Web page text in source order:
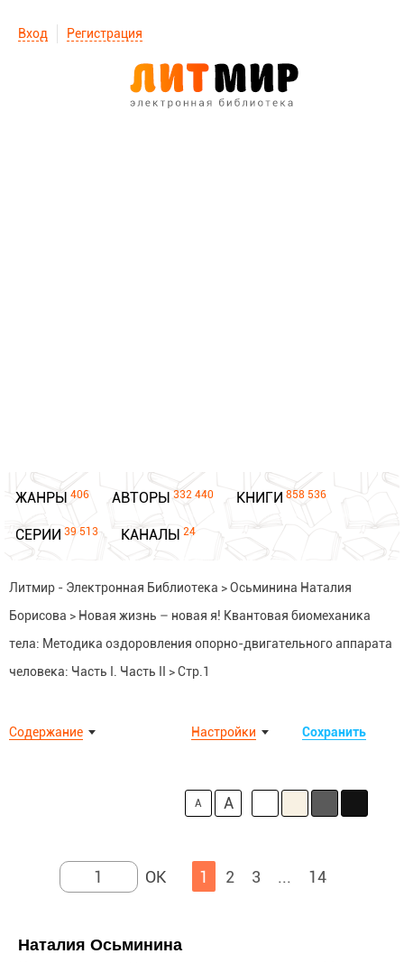
Вход Регистрация
ЖАНРЫ 406 АВТОРЫ 332 440 КНИГИ 858 536
СЕРИИ 39 513 КАНАЛЫ 24
Литмир - Электронная Библиотека >Осьминина Наталия
Борисова > Новая жизнь – новая я! Квантовая биомеханика
тела: Методика оздоровления опорно-двигательного аппарата
человека: Часть I. Часть II
>Стр.1
Содержание Сохранить
Настройки
A A
1 2 3 ... 14
Наталия Осьминина